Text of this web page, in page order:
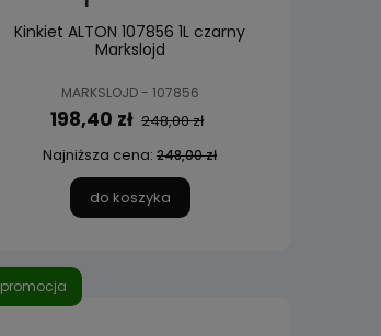
Kinkiet ALTON 107856 1L czarny
Markslojd
MARKSLOJD - 107856
198,40 zł 248,00 zł
Najniższa cena: 248,00 zł
do koszyka
promocja